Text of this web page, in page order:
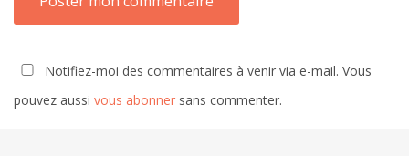
Notifiez-moi des commentaires à venir via e-mail. Vous
pouvez aussi vous abonner sans commenter.